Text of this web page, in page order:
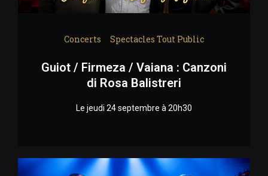
Concerts Spectacles Tout Public
Guiot / Firmeza / Vaiana : Canzoni
di Rosa Balistreri
Le jeudi 24 septembre à 20h30